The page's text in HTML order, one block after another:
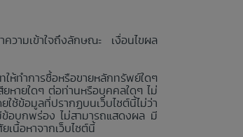
วามเข้าใจถึงลักษณะ เงื่อนไขผล
ห้ทำการซื้อหรือขายหลักทรัพย์ใดๆ
หายใดๆ ต่อท่านหรือบุคคลใดๆ ไม่
ช้ข้อมูลที่ปรากฏบนเว็บไซต์นี้ไม่ว่า
อบกพร่อง ไม่สามารถแสดงผล มี
นื้อหาจากเว็บไซต์นี้